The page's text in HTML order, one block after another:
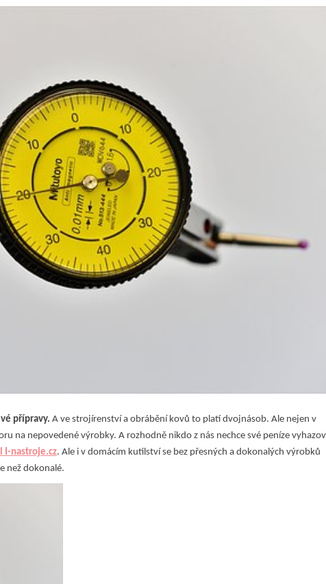
přípravy. A ve strojírenství a obrábění kovů to platí dvojnásob. Ale nejen v
na nepovedené výrobky. A rozhodně nikdo z nás nechce své peníze
I-nastroje.cz. Ale i v domácím kutilství se bez přesných a dokonalých výrobků
než dokonalé.